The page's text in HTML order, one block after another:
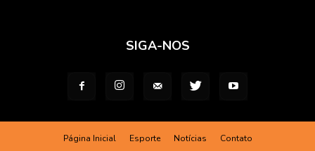
SIGA-NOS
Página Inicial Esporte Notícias Contato